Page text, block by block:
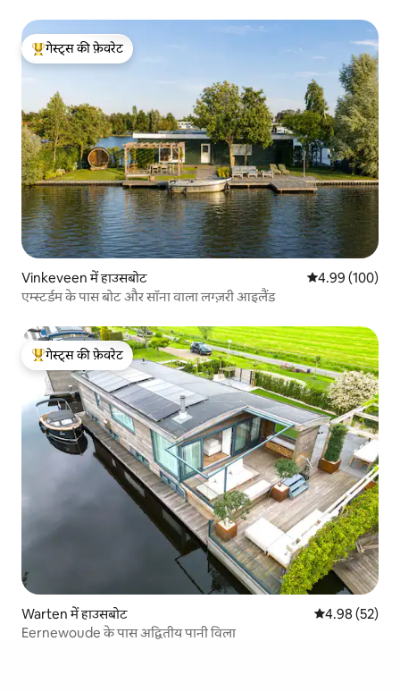
गेस्ट्स का टॉप फ़ेवरेट
गेस्ट्स की फ़ेवरेट
Vinkeveen में हाउसबोट औसत रेटिंग 5 में से
4.99 (100)
एम्स्टर्डम के पास बोट और सॉना वाला लग्ज़री आइलैंड
गेस्ट्स का टॉप फ़ेवरेट
गेस्ट्स की फ़ेवरेट
Warten में हाउसबोट औसत रेटिंग 5 में
4.98 (52)
Eernewoude के पास अद्वितीय पानी विला